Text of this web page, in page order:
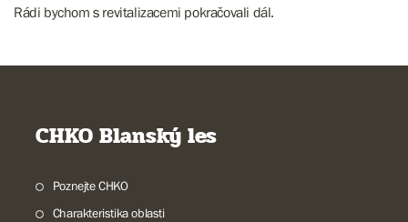
Rádi bychom s revitalizacemi pokračovali dál.
CHKO Blanský les
Poznejte CHKO
Charakteristika oblasti